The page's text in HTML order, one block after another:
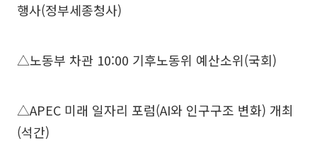
행사(정부세종청사)
△노동부 차관 10:00 기후노동위 예산소위(국회)
△APEC 미래 일자리 포럼(AI와 인구구조 변화) 개최
(석간)